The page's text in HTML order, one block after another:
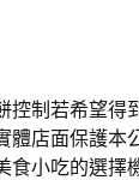
控制若希望得
體店面保護本
食小吃的選擇